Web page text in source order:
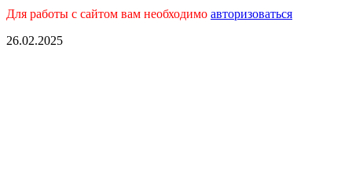
Для работы с сайтом вам необходимо авторизоваться
26.02.2025